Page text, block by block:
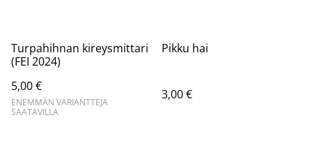
Turpahihnan kireysmittari
(FEI 2024)
5,00 €
ENEMMÄN VARIANTTEJA
SAATAVILLA
Pikku hai
3,00 €